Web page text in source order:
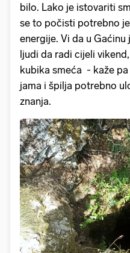
bilo. Lako je istovariti
se to počisti potrebno
energije. Vi da u
ljudi da radi cijeli
kubika smeća - kaže
jama i špilja potrebno
znanja.